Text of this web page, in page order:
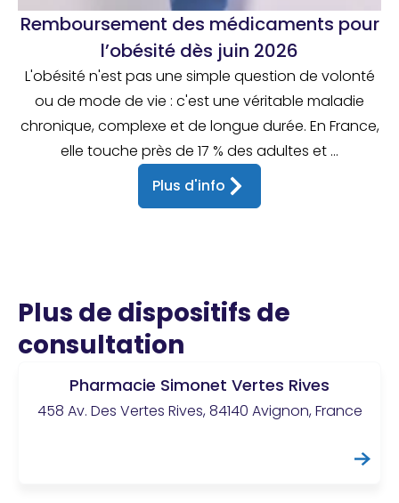
Remboursement des médicaments pour
l’obésité dès juin 2026
L'obésité n'est pas une simple question de volonté
ou de mode de vie : c'est une véritable maladie
chronique, complexe et de longue durée. En France,
elle touche près de 17 % des adultes et ...
Plus d'info
Plus de dispositifs de
consultation
Pharmacie Simonet Vertes Rives
458 Av. Des Vertes Rives, 84140 Avignon, France